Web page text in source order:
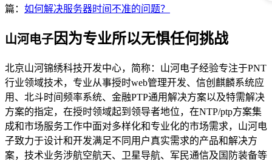
篇： 如何解决服务器时间不准的问题？
山河电子因为专业所以无惧任何挑战
北京山河锦绣科技开发中心，简称：山河电子经验专注于PNT
行业领域技术，专业从事授时web管理开发、信创麒麟系统应
用、北斗时间频率系统、金融PTP通用解决方案以及特需解决
方案的指定，在授时领域起到领导者地位，在NTP/ptp方案集
成和市场服务工作中面对多样化和专业化的市场需求，山河电
子致力于设计和开发满足不同用户真实需求的产品和解决方
案，技术业务涉航空航天、卫星导航、军民通信及国防装备等